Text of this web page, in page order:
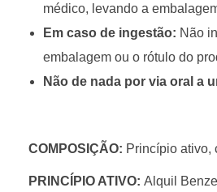
médico, levando a
Em caso de ingestão: Não
embalagem ou o rótulo do
Não de nada por via oral a
COMPOSIÇÃO: Princípio ativo,
PRINCÍPIO ATIVO: Alquil